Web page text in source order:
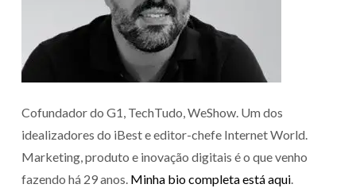
Cofundador do G1, TechTudo, WeShow. Um dos
idealizadores do iBest e editor-chefe Internet World.
Marketing, produto e inovação digitais é o que venho
fazendo há 29 anos. Minha bio completa está aqui.